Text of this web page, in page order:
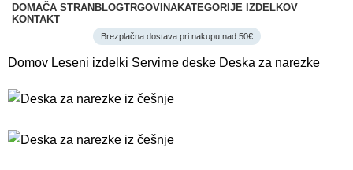
DOMAČA STRAN BLOGTRGOVINAKATEGORIJE IZDELKOV
KONTAKT
Brezplačna dostava pri nakupu nad 50€
Domov Leseni izdelki Servirne deske Deska za narezke